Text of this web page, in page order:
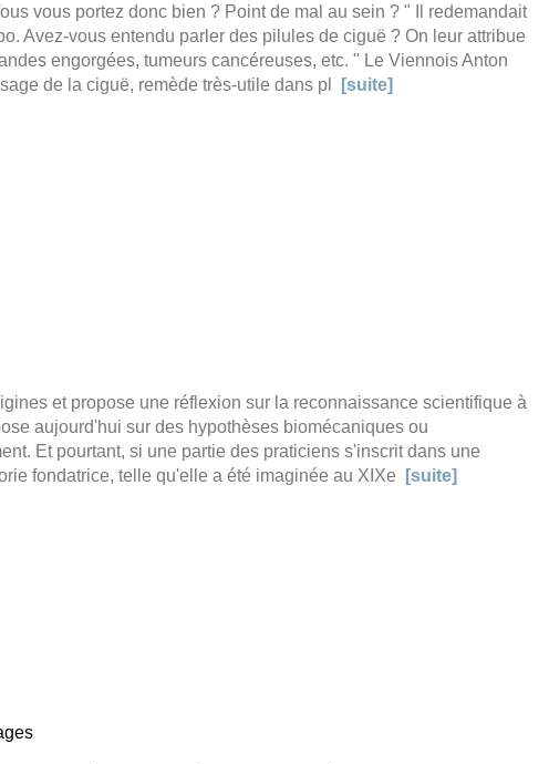
vous portez donc bien ? Point de mal au sein ? " Il redemandait
Avez-vous entendu parler des pilules de ciguë ? On leur attribue
engorgées, tumeurs cancéreuses, etc. " Le Viennois Anton
de la ciguë, remède très-utile dans pl
[suite]
et propose une réflexion sur la reconnaissance scientifique à
aujourd'hui sur des hypothèses biomécaniques ou
Et pourtant, si une partie des praticiens s'inscrit dans une
fondatrice, telle qu'elle a été imaginée au XIXe
[suite]